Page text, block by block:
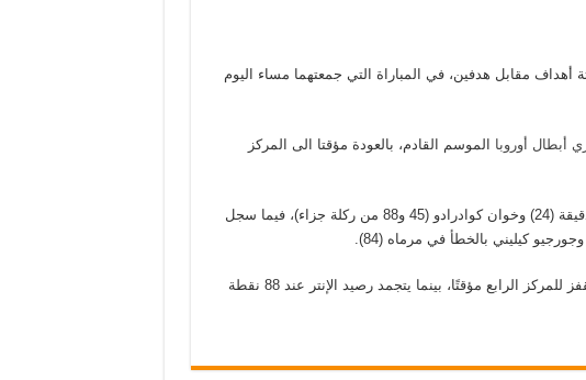
أهداف مقابل هدفين، في المباراة التي جمعتهما مساء اليوم
أبطال أوروبا الموسم القادم، بالعودة مؤقتا الى المركز
سجل أهداف يوفنتوس كل من كريستيانو رونالدو بالدقيقة (24) وخوان كوادرادو (45 و88 من ركلة جزاء)، فيما سجل
وبفوز يوفنتوس، رفع اليوفي رصيده إلى 75 نقطة ويقفز للمركز الرابع مؤقتًا، بينما يتجمد رصيد الإنتر عند 88 نقطة